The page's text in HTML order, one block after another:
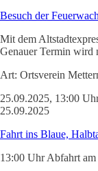
Besuch der
Mit dem
Genauer Termin wird
Art: Ortsverein
25.09.2025, 13:00
25.09.2025
Fahrt ins Blaue,
13:00 Uhr Abfahrt am